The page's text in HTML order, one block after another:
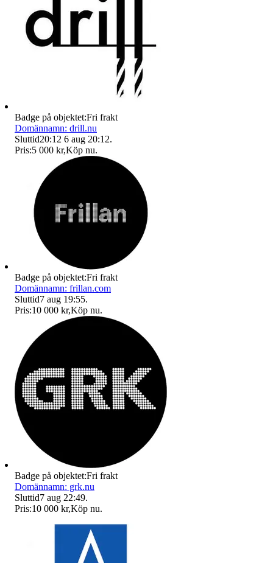
Badge på objektet:Fri frakt
Domännamn: drill.nu
Sluttid20:12 6 aug 20:12.
Pris:5 000 kr,Köp nu.
Badge på objektet:Fri frakt
Domännamn: frillan.com
Sluttid7 aug 19:55.
Pris:10 000 kr,Köp nu.
Badge på objektet:Fri frakt
Domännamn: grk.nu
Sluttid7 aug 22:49.
Pris:10 000 kr,Köp nu.